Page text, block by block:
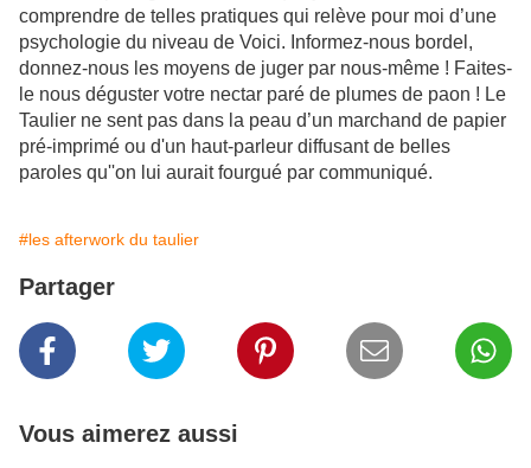
comprendre de telles pratiques qui relève pour moi d’une
psychologie du niveau de Voici. Informez-nous bordel,
donnez-nous les moyens de juger par nous-même ! Faites-
le nous déguster votre nectar paré de plumes de paon ! Le
Taulier ne sent pas dans la peau d’un marchand de papier
pré-imprimé ou d'un haut-parleur diffusant de belles
paroles qu''on lui aurait fourgué par communiqué.
#les afterwork du taulier
Partager
Vous aimerez aussi